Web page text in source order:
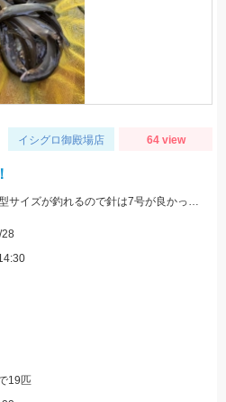
イシグロ御殿場店 64 view
短時間ですがよく釣れました！良型サイズが釣れるので針は7号が良かったです！
28
19匹